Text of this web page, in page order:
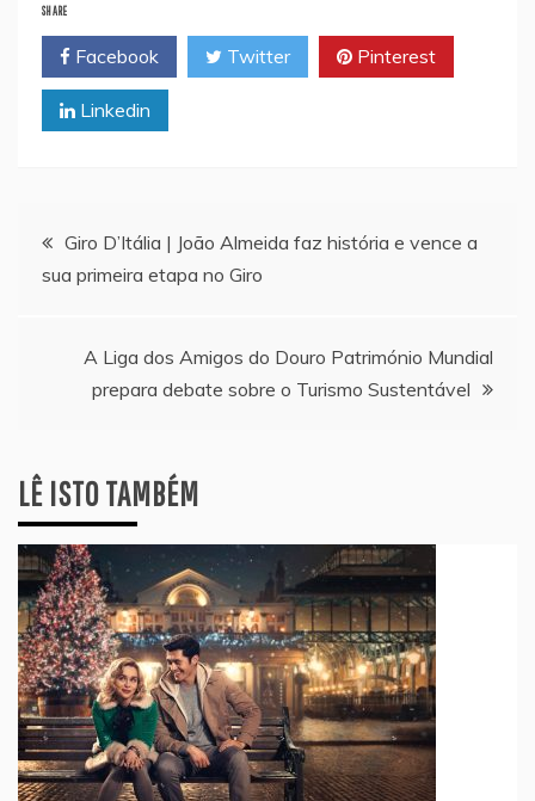
SHARE
Facebook Twitter Pinterest
Linkedin
Navegação
artigos
Giro D’Itália | João Almeida faz história e vence a
sua primeira etapa no Giro
A Liga dos Amigos do Douro Património Mundial
prepara debate sobre o Turismo Sustentável
LÊ ISTO TAMBÉM